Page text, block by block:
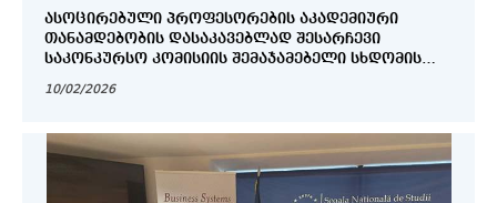
ᲐᲡᲝᲪᲘᲠᲔᲑᲣᲚᲘ ᲞᲠᲝᲤᲔᲡᲝᲠᲔᲑᲘᲡ ᲐᲙᲐᲓᲔᲛᲘᲣᲠᲘ
ᲗᲐᲜᲐᲛᲓᲔᲑᲝᲑᲘᲡ ᲓᲐᲡᲐᲙᲐᲕᲔᲑᲚᲐᲓ ᲨᲔᲡᲐᲠᲩᲔᲕᲘ
ᲡᲐᲙᲝᲜᲙᲣᲠᲡᲝ ᲙᲝᲛᲘᲡᲘᲘᲡ ᲨᲔᲛᲐᲯᲐᲛᲔᲑᲔᲚᲘ ᲡᲮᲓᲝᲛᲘᲡ
10/02/2026